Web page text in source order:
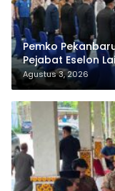
Pemko
Pejabat Eselon
Agustus 3, 2026